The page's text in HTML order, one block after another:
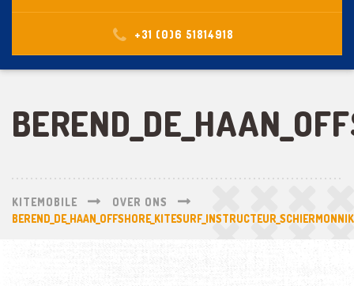
+31 (0)6 51814918
KITEMOBILE
OVER ONS